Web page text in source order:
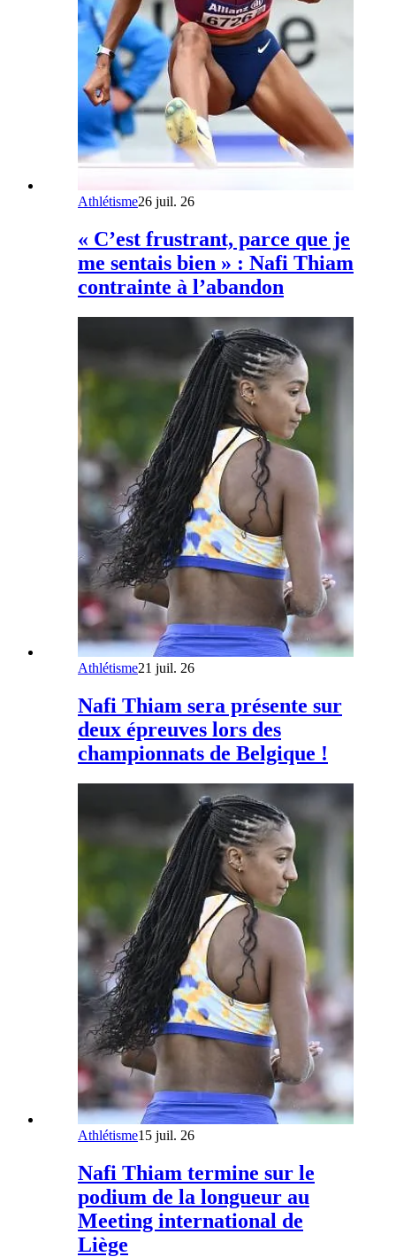
Athlétisme26 juil. 26
« C’est frustrant, parce que je
me sentais bien » : Nafi Thiam
contrainte à l’abandon
Athlétisme21 juil. 26
Nafi Thiam sera présente sur
deux épreuves lors des
championnats de Belgique !
Athlétisme15 juil. 26
Nafi Thiam termine sur le
podium de la longueur au
Meeting international de
Liège